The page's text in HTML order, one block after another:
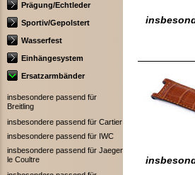
Prägung/Echtleder
Sportiv/Gepolstert
Wasserfest
Einhängesystem
Ersatzarmbänder
insbesondere passend für
Breitling
insbesondere passend für Cartier
insbesondere passend für IWC
insbesondere passend für Jaeger
le Coultre